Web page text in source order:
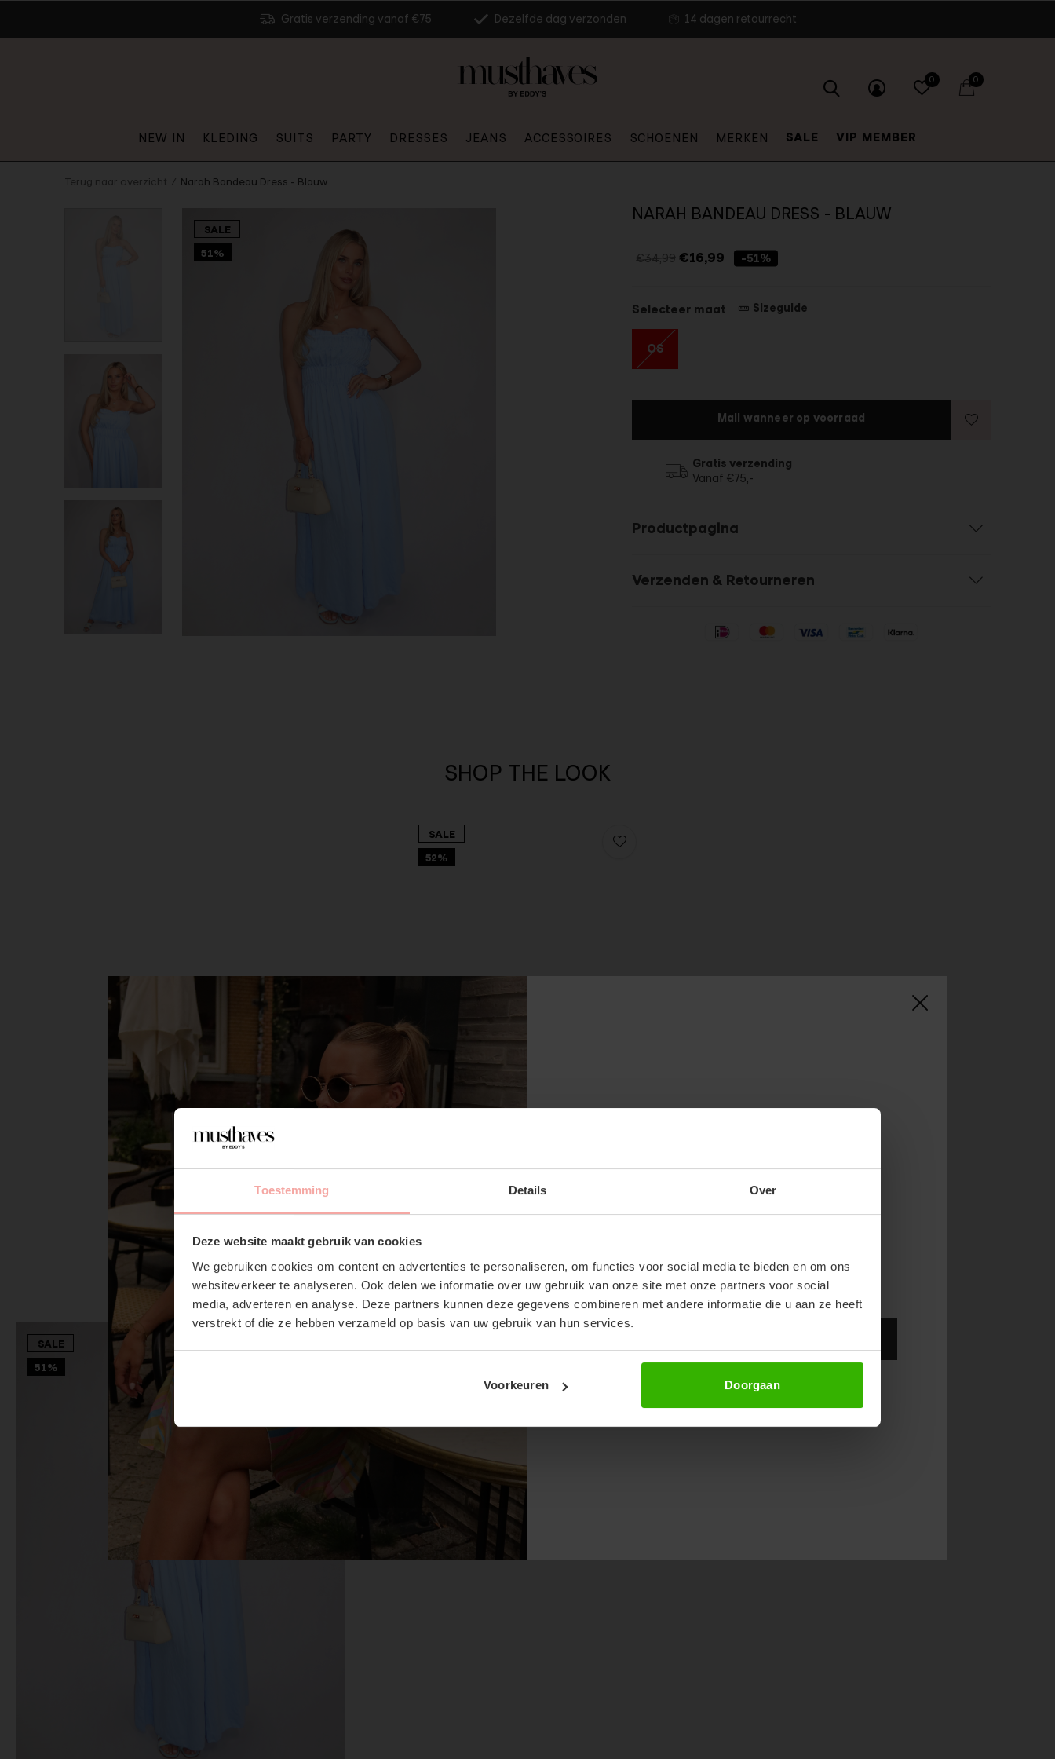
Toestemming Details Over
Deze website maakt gebruik van cookies
We gebruiken cookies om content en advertenties te personaliseren, om functies voor social media te bieden en om ons
websiteverkeer te analyseren. Ook delen we informatie over uw gebruik van onze site met onze partners voor social
media, adverteren en analyse. Deze partners kunnen deze gegevens combineren met andere informatie die u aan ze heeft
verstrekt of die ze hebben verzameld op basis van uw gebruik van hun services.
Voorkeuren Doorgaan
SUBSCRIBE NOW & GET 10%
NEW IN KLEDING SUITS PARTY DRESSES JEANS ACCESSOIRES SCHOENEN MERKEN SALE VIP MEMBER
0 0
Gratis verzending vanaf €75 Dezelfde dag verzonden 14 dagen retourrecht
Terug naar overzicht Narah Bandeau Dress - Blauw
SALE
51%
NARAH BANDEAU DRESS - BLAUW
€34,99 €16,99 -51%
Selecteer maat Sizeguide
OS
Mail wanneer op voorraad
Gratis verzending
Vanaf €75,-
Productpagina
Verzenden & Retourneren
SHOP THE LOOK
SALE
52%
RECENTE ARTIKELEN
SALE
51%